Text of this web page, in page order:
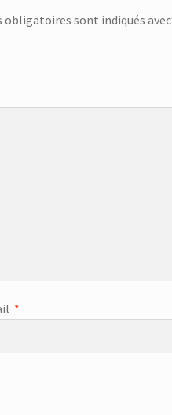
obligatoires sont indiqués avec
*